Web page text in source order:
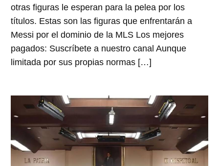
otras figuras le esperan para la pelea por los
títulos. Estas son las figuras que enfrentarán a
Messi por el dominio de la MLS Los mejores
pagados: Suscríbete a nuestro canal Aunque
limitada por sus propias normas […]